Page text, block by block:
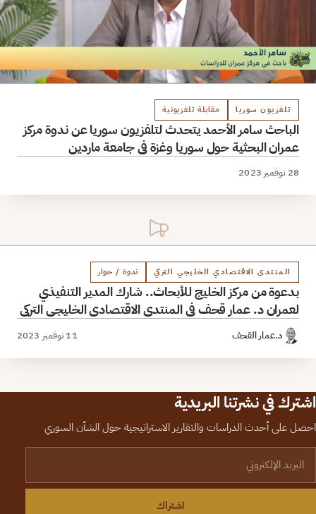
تلفزيون سوريا مقابلة تلفزيونية
الباحث سامر الأحمد يتحدث لتلفزيون سوريا عن ندوة مركز
عمران البحثية حول سوريا وغزة في جامعة ماردين
28 نوفمبر 2023
المنتدى الاقتصادي الخليجي التركي ندوة / حوار
بدعوة من مركز الخليج للأبحاث.. شارك المدير التنفيذي
لعمران د. عمار قحف في المنتدى الاقتصادي الخليجي التركي
د.عمار القحف 11 نوفمبر 2023
اشترك في نشرتنا البريدية
احصل على أحدث الدراسات والتقارير الاستراتيجية حول الشأن السوري
اشتراك